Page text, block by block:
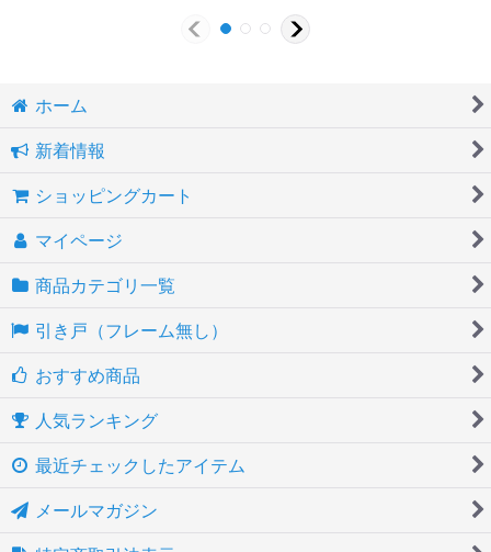
ホーム
新着情報
ショッピングカート
マイページ
商品カテゴリ一覧
引き戸（フレーム無し）
おすすめ商品
人気ランキング
最近チェックしたアイテム
メールマガジン